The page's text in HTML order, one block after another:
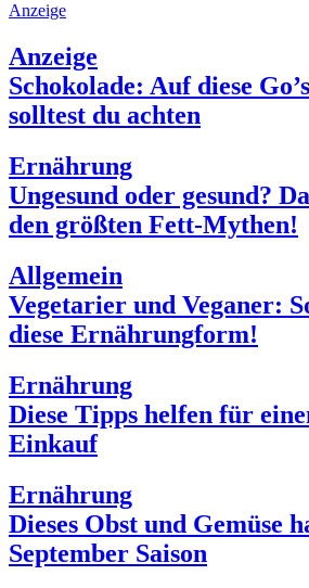
Anzeige
Anzeige
Schokolade: Auf diese
solltest du achten
Ernährung
Ungesund oder gesund?
den größten Fett-Mythen!
Allgemein
Vegetarier und Veganer:
diese Ernährungform!
Ernährung
Diese Tipps helfen für
Einkauf
Ernährung
Dieses Obst und Gemüse
September Saison